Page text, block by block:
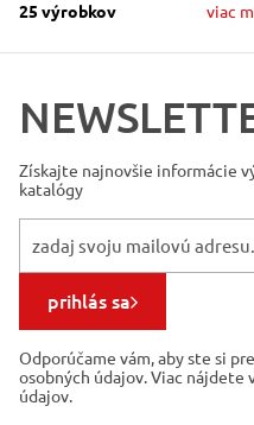
25 výrobkov viac
Získajte najnovšie informácie
katalógy
prihlás sa
Odporúčame vám, aby ste si
osobných údajov. Viac nájdete
údajov.